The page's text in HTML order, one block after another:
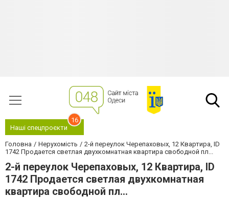
Наші спецпроєкти
16
Головна Нерухомість
2-й переулок Черепаховых, 12 Квартира, ID
1742 Продается светлая двухкомнатная квартира свободной пл...
2-й переулок Черепаховых, 12 Квартира, ID
1742 Продается светлая двухкомнатная
квартира свободной пл...